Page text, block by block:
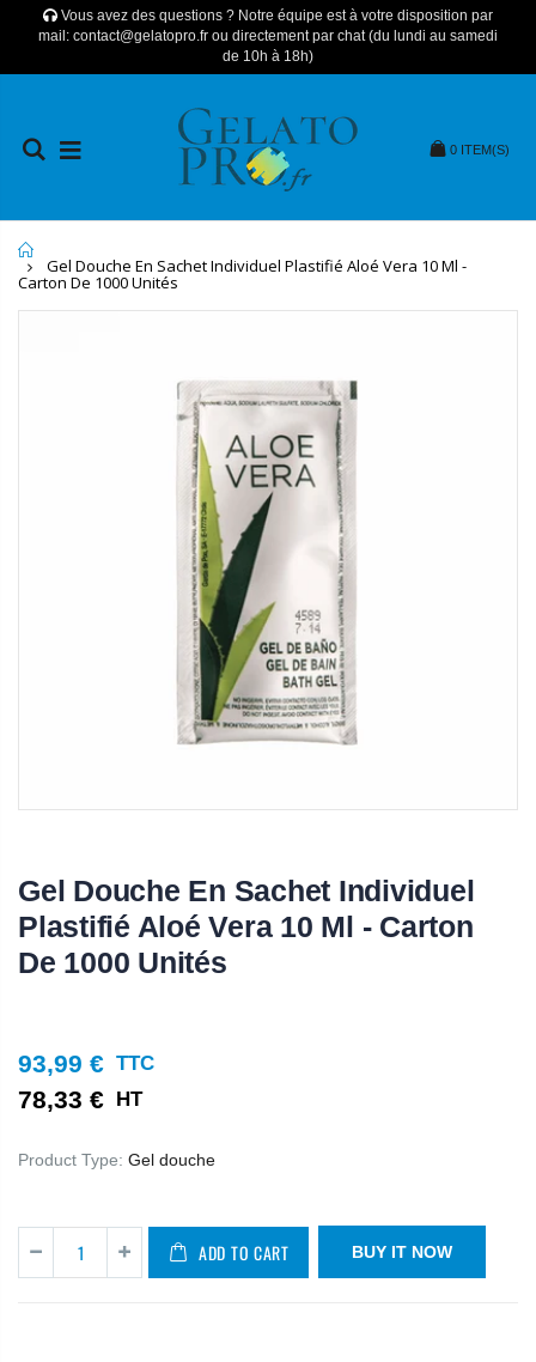
Vous avez des questions ? Notre équipe est à votre disposition par
mail: contact@gelatopro.fr ou directement par chat (du lundi au samedi
de 10h à 18h)
0 ITEM(S)
Gel Douche En Sachet Individuel Plastifié Aloé Vera 10 Ml -
Carton De 1000 Unités
Gel Douche En Sachet Individuel
Plastifié Aloé Vera 10 Ml - Carton
De 1000 Unités
93,99 € TTC
78,33 € HT
Product Type: Gel douche
ADD TO CART BUY IT NOW